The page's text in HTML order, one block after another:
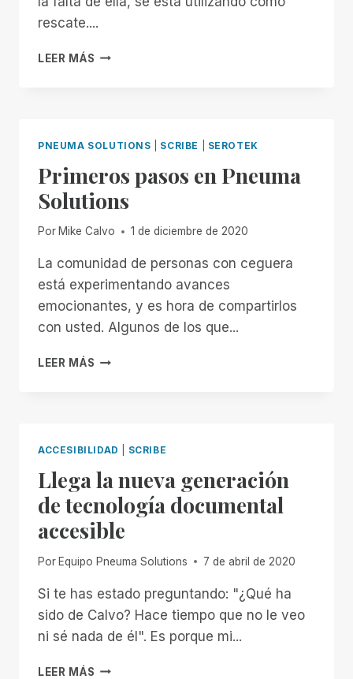
rescate....
LEER MÁS DEJE
PNEUMA SOLUTIONS SCRIBE SEROTEK
Primeros pasos en Pneuma
Solutions
Por Mike Calvo 1 de diciembre de 2020
La comunidad de personas con ceguera
está experimentando avances
emocionantes, y es hora de compartirlos
con usted. Algunos de los que...
LEER MÁS PRIMEROS
ACCESIBILIDAD SCRIBE
Llega la nueva generación
de tecnología documental
accesible
Por Equipo Pneuma Solutions 7 de abril de 2020
Si te has estado preguntando: "¿Qué ha
sido de Calvo? Hace tiempo que no le veo
ni sé nada de él". Es porque mi...
LEER MÁS LLEGA